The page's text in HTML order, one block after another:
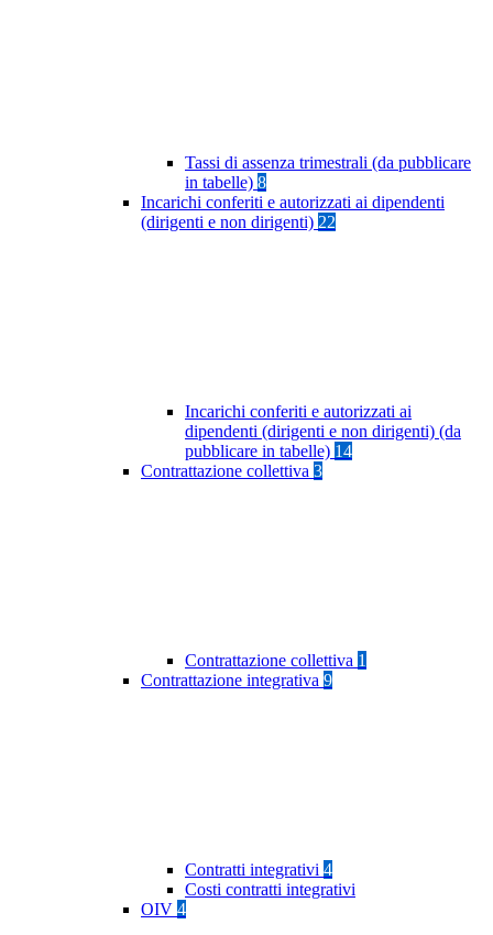
Tassi di assenza trimestrali (da pubblicare
in tabelle) 8
Incarichi conferiti e autorizzati ai dipendenti
(dirigenti e non dirigenti) 22
Incarichi conferiti e autorizzati ai
dipendenti (dirigenti e non dirigenti) (da
pubblicare in tabelle) 14
Contrattazione collettiva 3
Contrattazione collettiva 1
Contrattazione integrativa 9
Contratti integrativi 4
Costi contratti integrativi
OIV 4